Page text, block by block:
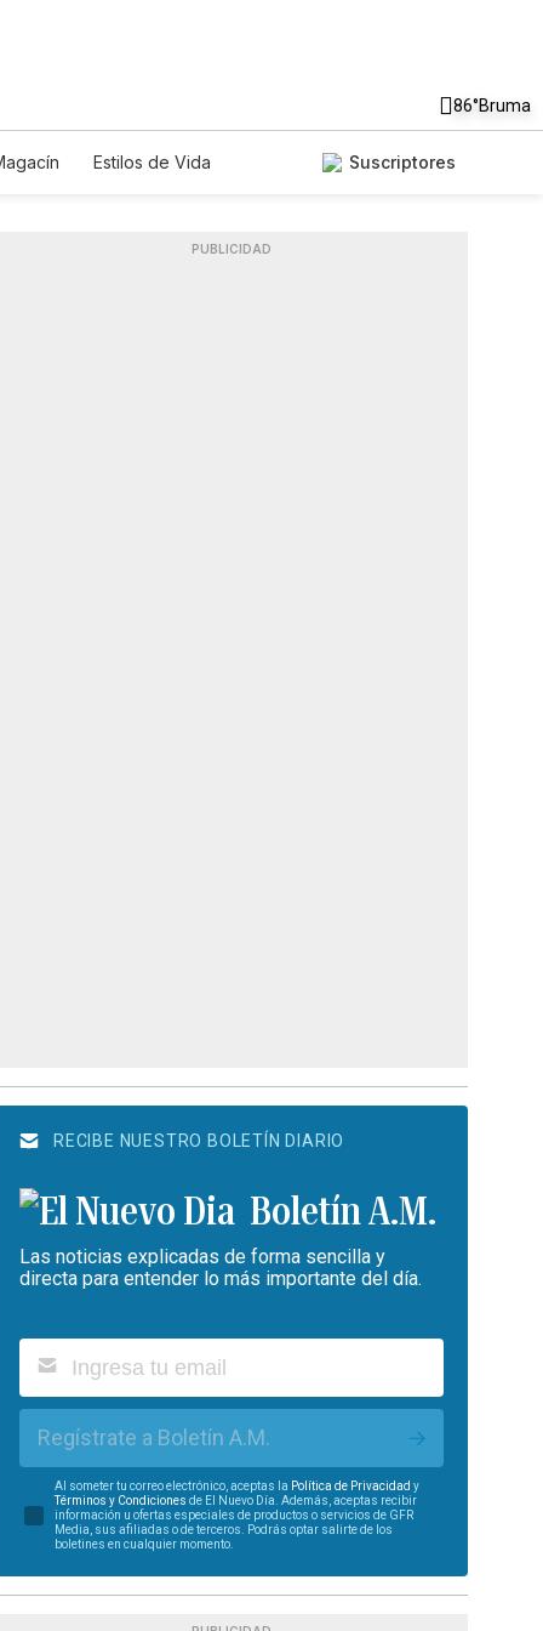
86°Bruma
Estilos de Vida
Suscriptores
PUBLICIDAD
RECIBE NUESTRO BOLETÍN DIARIO
Boletín A.M.
Las noticias explicadas de forma sencilla y
directa para entender lo más importante del día.
Regístrate a Boletín A.M.
Al someter tu correo electrónico, aceptas la Política de Privacidad y
Términos y Condiciones de El Nuevo Día. Además, aceptas recibir
información u ofertas especiales de productos o servicios de GFR
Media, sus afiliadas o de terceros. Podrás optar salirte de los
boletines en cualquier momento.